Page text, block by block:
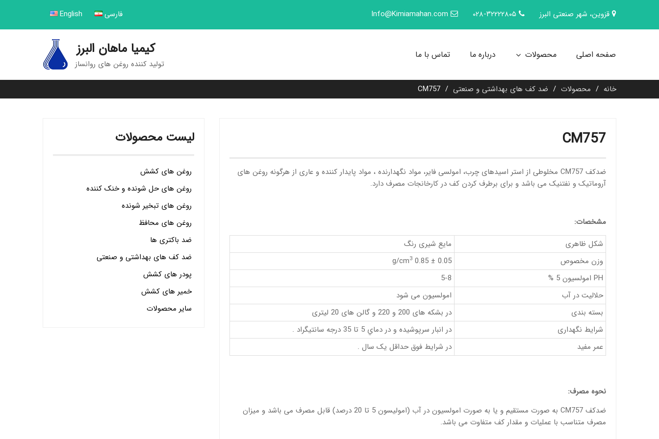
content
قزوین، شهر صنعتی البرز Info@Kimiamahan.com فارسی English
کیمیا ماهان البرز
تولید کننده روغن های روانساز
صفحه اصلی محصولات درباره ما تماس با ما
خانه محصولات ضد کف های بهداشتی و صنعتی CM757
CM757
ضدکف CM757 مخلوطی از استر اسیدهای چرب، امولسی فایر، مواد نگهدارنده ، مواد پایدار کننده و عاری از هرگونه روغن های
آروماتیک و نفتنیک می باشد و برای برطرف کردن کف در کارخانجات مصرف دارد.
مشخصات:
شکل ظاهری
مایع شیری رنگ
وزن مخصوص
0.05 ± 0.85 g/cm
3
PH امولسیون 5 %
5-8
حلالیت در آب
امولسیون می شود
بسته بندی
در بشکه های 200 و 220 و گالن های 20 لیتری
شرایط نگهداری
در انبار سرپوشيده و در دماي 5 تا 35 درجه سانتيگراد .
عمر مفید
در شرايط فوق حداقل یک سال .
نحوه مصرف:
ضدکف CM757 به صورت مستقیم و یا به صورت امولسیون در آب (امولیسون 5 تا 20 درصد) قابل مصرف می باشد و میزان
مصرف متناسب با عملیات و مقدار کف متفاوت می باشد.
لیست محصولات
روغن های کشش
روغن های حل شونده و خنک کننده
روغن های تبخیر شونده
روغن های محافظ
ضد باکتری ها
ضد کف های بهداشتی و صنعتی
پودر های کشش
خمیر های کشش
سایر محصولات